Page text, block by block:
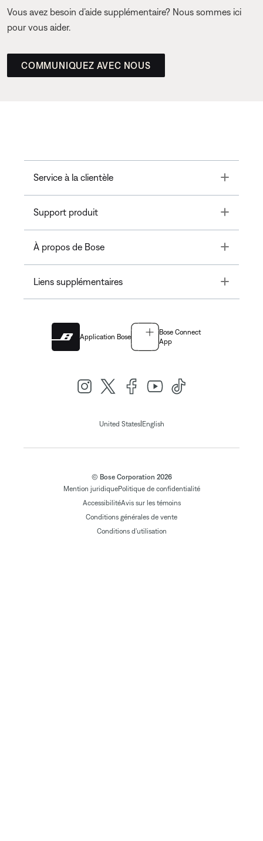
Vous avez besoin d’aide supplémentaire? Nous sommes ici
pour vous aider.
COMMUNIQUEZ AVEC NOUS
Service à la clientèle Toggle
Support produit Toggle
À propos de Bose Toggle
Liens supplémentaires Toggle
Application Bose
Bose Connect
App
United States| English
© Bose Corporation 2026
Mention juridiquePolitique de confidentialité
AccessibilitéAvis sur les témoins
Conditions générales de vente
Conditions d'utilisation